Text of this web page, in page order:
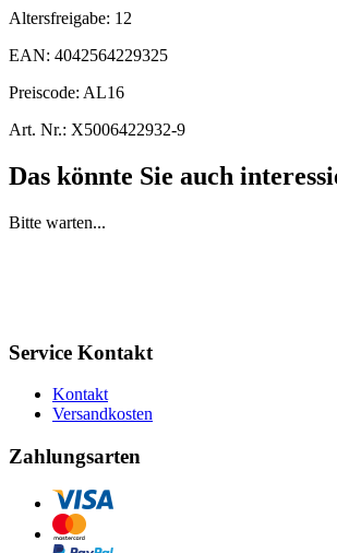
Altersfreigabe: 12
EAN: 4042564229325
Preiscode: AL16
Art. Nr.: X5006422932-9
Das könnte Sie auch
Bitte warten...
Service Kontakt
Kontakt
Versandkosten
Zahlungsarten